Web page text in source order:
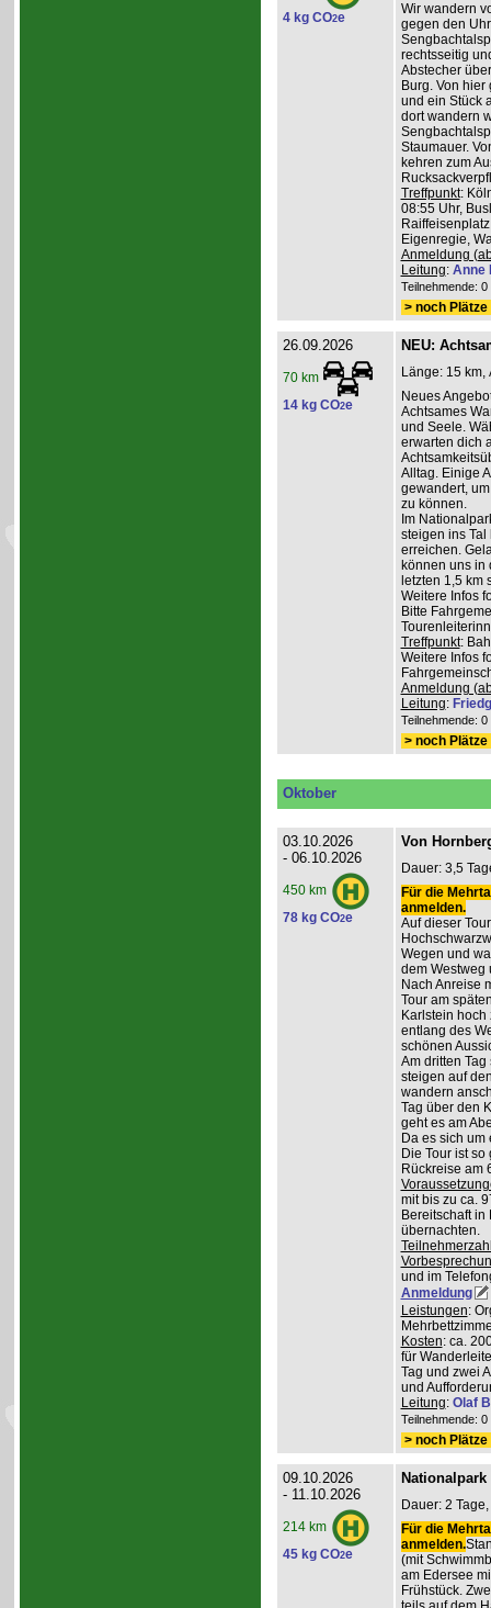
4 kg CO2e
Wir wandern
gegen den
rechtsseitig
Abstecher
Burg. Von
und ein Stück
dort wandern
Staumauer.
kehren zum
Treffpunkt:
08:55 Uhr,
Eigenregie,
Anmeldung
Leitung: Anne
Teilnehmende:
> noch
26.09.2026
70 km
14 kg CO2e
NEU:
Länge: 15 km,
Neues
Achtsames
und Seele.
erwarten dich
Alltag. Einige
gewandert,
zu können.
Im
steigen ins
erreichen.
können uns in
letzten 1,5 km
Weitere Infos
Bitte
Treffpunkt:
Weitere Infos
Anmeldung
Leitung:
Teilnehmende:
> noch
Oktober
03.10.2026
- 06.10.2026
450 km
78 kg CO2e
Von
Dauer: 3,5
Für die
anmelden.
Auf dieser
Wegen und
dem Westweg
Nach Anreise
Tour am
Karlstein
entlang des
schönen
Am dritten
steigen auf
wandern
Tag über den
geht es am
Da es sich
Die Tour ist
Rückreise am
mit bis zu ca.
Bereitschaft
übernachten.
und im
Anmeldung
Leistungen:
Kosten: ca.
für
Tag und zwei
und
Leitung: Olaf
Teilnehmende:
> noch
09.10.2026
- 11.10.2026
214 km
45 kg CO2e
Dauer: 2
Für die
anmelden.
(mit
am Edersee
Frühstück.